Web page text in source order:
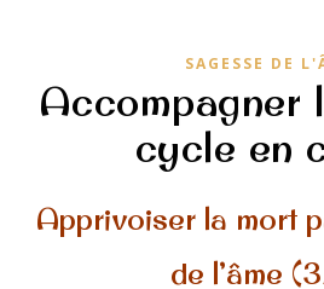
SAGESSE DE
Accompagner
cycle en
Apprivoiser la mort
de l’âme